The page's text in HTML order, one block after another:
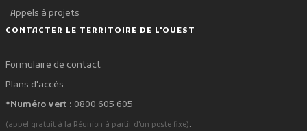
Appels à projets
CONTACTER LE TERRITOIRE DE L'OUEST
Formulaire de contact
Plans d'accès
*Numéro vert : 0800 605 605
(appel gratuit à la Réunion à partir d'un poste fixe).